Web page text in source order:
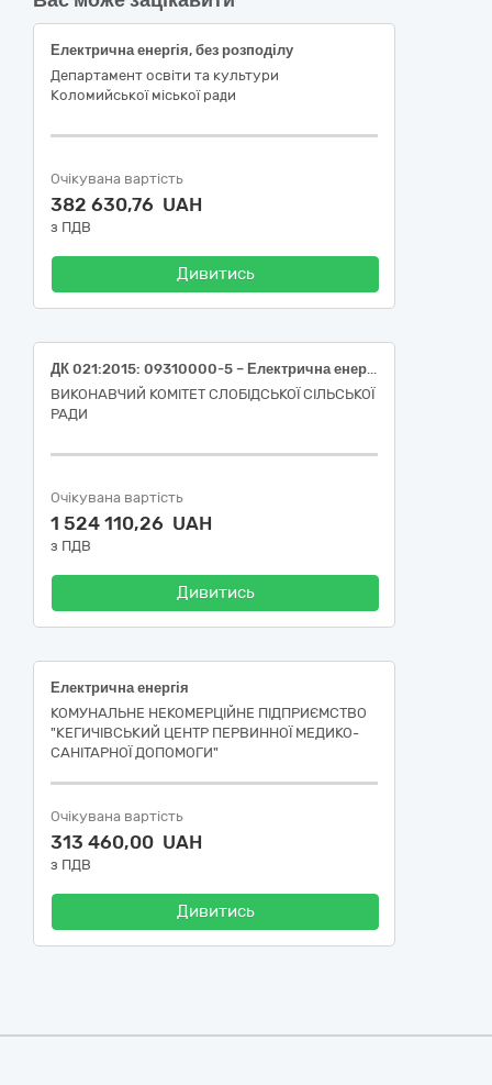
Електрична енергія, без розподілу
Департамент освіти та культури
Коломийської міської ради
Очікувана вартість
382 630,76 UAH
з ПДВ
Дивитись
ДК 021:2015: 09310000-5 – Електрична енергія (Електрична енергія)
ВИКОНАВЧИЙ КОМІТЕТ СЛОБІДСЬКОЇ СІЛЬСЬКОЇ
РАДИ
Очікувана вартість
1 524 110,26 UAH
з ПДВ
Дивитись
Електрична енергія
КОМУНАЛЬНЕ НЕКОМЕРЦІЙНЕ ПІДПРИЄМСТВО
"КЕГИЧІВСЬКИЙ ЦЕНТР ПЕРВИННОЇ МЕДИКО-
САНІТАРНОЇ ДОПОМОГИ"
Очікувана вартість
313 460,00 UAH
з ПДВ
Дивитись